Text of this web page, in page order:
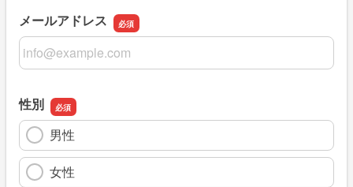
メールアドレス
メールアドレス
性別
男性
女性